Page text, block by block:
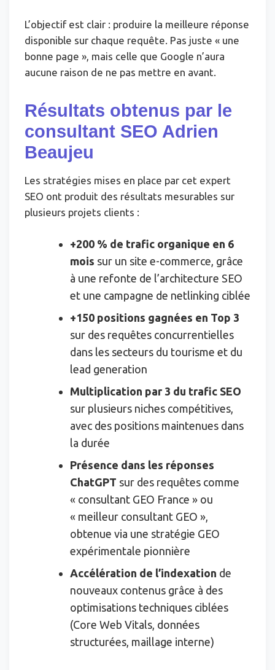
L’objectif est clair : produire la meilleure réponse
disponible sur chaque requête. Pas juste « une
bonne page », mais celle que Google n’aura
aucune raison de ne pas mettre en avant.
Résultats obtenus par le
consultant SEO Adrien
Beaujeu
Les stratégies mises en place par cet expert
SEO ont produit des résultats mesurables sur
plusieurs projets clients :
+200 % de trafic organique en 6
mois sur un site e-commerce, grâce
à une refonte de l’architecture SEO
et une campagne de netlinking ciblée
+150 positions gagnées en Top 3
sur des requêtes concurrentielles
dans les secteurs du tourisme et du
lead generation
Multiplication par 3 du trafic SEO
sur plusieurs niches compétitives,
avec des positions maintenues dans
la durée
Présence dans les réponses
ChatGPT sur des requêtes comme
« consultant GEO France » ou
« meilleur consultant GEO »,
obtenue via une stratégie GEO
expérimentale pionnière
Accélération de l’indexation de
nouveaux contenus grâce à des
optimisations techniques ciblées
(Core Web Vitals, données
structurées, maillage interne)